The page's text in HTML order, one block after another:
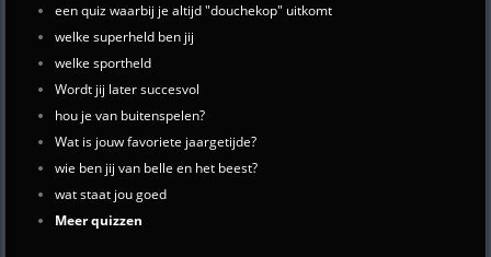
een quiz waarbij je altijd "douchekop" uitkomt
welke superheld ben jij
welke sportheld
Wordt jij later succesvol
hou je van buitenspelen?
Wat is jouw favoriete jaargetijde?
wie ben jij van belle en het beest?
wat staat jou goed
Meer quizzen